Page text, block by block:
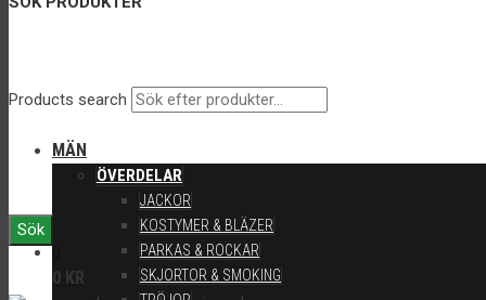
Products search
Sök
MÄN
ÖVERDELAR
JACKOR
KOSTYMER & BLÄZER
PARKAS & ROCKAR
SKJORTOR & SMOKING
0 KR